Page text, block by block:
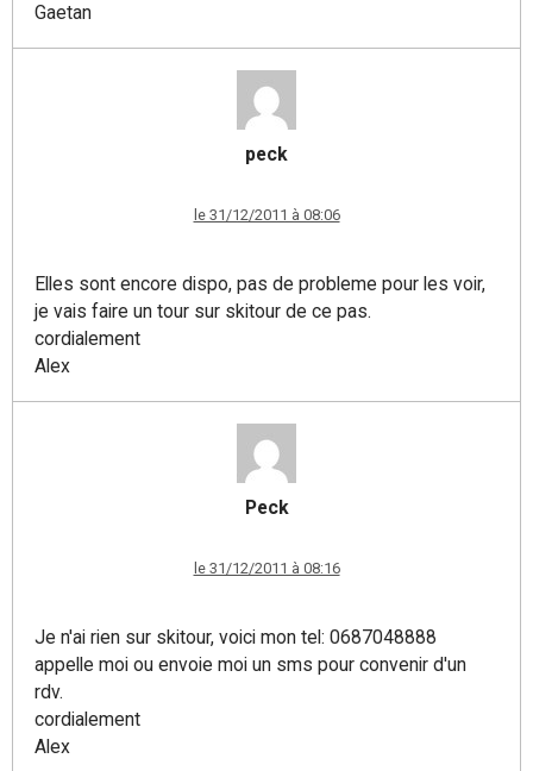
Gaetan
peck
le 31/12/2011 à 08:06
Elles sont encore dispo, pas de probleme pour les voir,
je vais faire un tour sur skitour de ce pas.
cordialement
Alex
Peck
le 31/12/2011 à 08:16
Je n'ai rien sur skitour, voici mon tel: 0687048888
appelle moi ou envoie moi un sms pour convenir d'un
rdv.
cordialement
Alex